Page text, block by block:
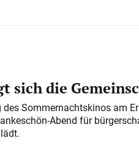
sich die
Sommernachtskinos am
Abend für